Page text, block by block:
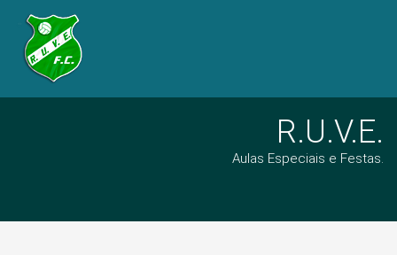
R.U.V.E.
Aulas Especiais e Festas.